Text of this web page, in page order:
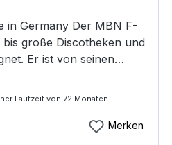
in Germany Der MBN F-
große Discotheken und
Er ist von seinen
und kann
transportiert werden. Er
wert). Der
Laufzeit von 72 Monaten
Merken